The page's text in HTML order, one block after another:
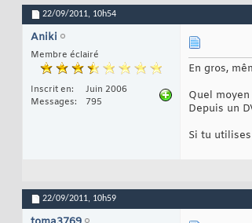
22/09/2011, 10h54
Aniki
Membre éclairé
Inscrit en
Juin 2006
Messages
795
En gros,
Quel
Depuis un
Si tu
22/09/2011, 10h59